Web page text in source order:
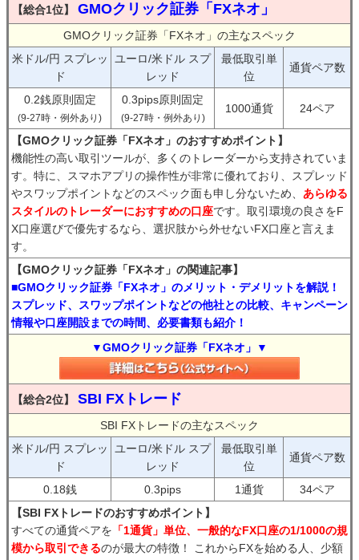
【総合1位】 GMOクリック証券「FXネオ」
GMOクリック証券「FXネオ」の主なスペック
米ドル/円 スプレッ
ド
ユーロ/米ドル スプ
レッド
最低取引単
位
通貨ペア数
0.2銭原則固定
(9-27時・例外あり)
0.3pips原則固定
(9-27時・例外あり)
1000通貨 24ペア
【GMOクリック証券「FXネオ」のおすすめポイント】
機能性の高い取引ツールが、多くのトレーダーから支持されていま
す。特に、スマホアプリの操作性が非常に優れており、スプレッド
やスワップポイントなどのスペック面も申し分ないため、 あらゆる
スタイルのトレーダーにおすすめの口座です。取引環境の良さをF
X口座選びで優先するなら、選択肢から外せないFX口座と言えま
す。
【GMOクリック証券「FXネオ」の関連記事】
■GMOクリック証券「FXネオ」のメリット・デメリットを解説！
スプレッド、スワップポイントなどの他社との比較、キャンペーン
情報や口座開設までの時間、必要書類も紹介！
▼GMOクリック証券「FXネオ」▼
【総合2位】 SBI FXトレード
SBI FXトレードの主なスペック
米ドル/円 スプレッ
ド
ユーロ/米ドル スプ
レッド
最低取引単
位
通貨ペア数
0.18銭 0.3pips 1通貨
34ペア
【SBI FXトレードのおすすめポイント】
すべての通貨ペアを 「1通貨」単位、一般的なFX口座の1/1000の規
模から取引できるのが最大の特徴！ これからFXを始める人、少額